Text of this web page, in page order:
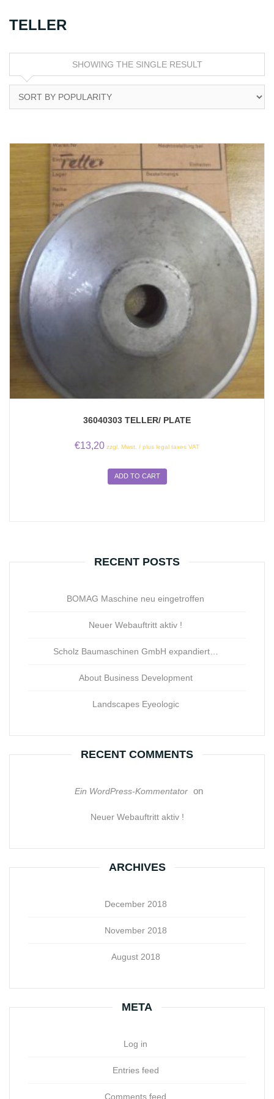
TELLER
SHOWING THE SINGLE RESULT
36040303 TELLER/ PLATE
€13,20 zzgl. Mwst. / plus legal taxes VAT
ADD TO CART
RECENT POSTS
BOMAG Maschine neu eingetroffen
Neuer Webauftritt aktiv !
Scholz Baumaschinen GmbH expandiert…
About Business Development
Landscapes Eyeologic
RECENT COMMENTS
Ein WordPress-Kommentator on
Neuer Webauftritt aktiv !
ARCHIVES
December 2018
November 2018
August 2018
META
Log in
Entries feed
Comments feed